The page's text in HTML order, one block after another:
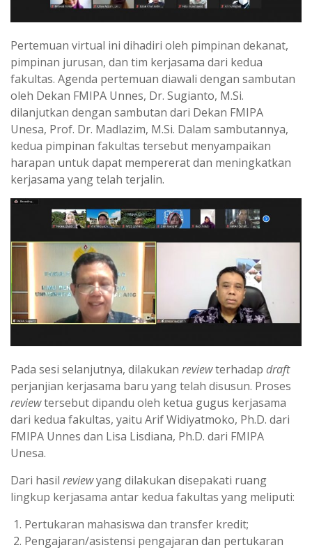
Pertemuan virtual ini dihadiri oleh pimpinan dekanat,
pimpinan jurusan, dan tim kerjasama dari kedua
fakultas. Agenda pertemuan diawali dengan sambutan
oleh Dekan FMIPA Unnes, Dr. Sugianto, M.Si.
dilanjutkan dengan sambutan dari Dekan FMIPA
Unesa, Prof. Dr. Madlazim, M.Si. Dalam sambutannya,
kedua pimpinan fakultas tersebut menyampaikan
harapan untuk dapat mempererat dan meningkatkan
kerjasama yang telah terjalin.
Pada sesi selanjutnya, dilakukan reviewterhadap draft
perjanjian kerjasama baru yang telah disusun. Proses
reviewtersebut dipandu oleh ketua gugus kerjasama
dari kedua fakultas, yaitu Arif Widiyatmoko, Ph.D. dari
FMIPA Unnes dan Lisa Lisdiana, Ph.D. dari FMIPA
Unesa.
Dari hasil reviewyang dilakukan disepakati ruang
lingkup kerjasama antar kedua fakultas yang meliputi:
Pertukaran mahasiswa dan transfer kredit;
Pengajaran/asistensi pengajaran dan pertukaran